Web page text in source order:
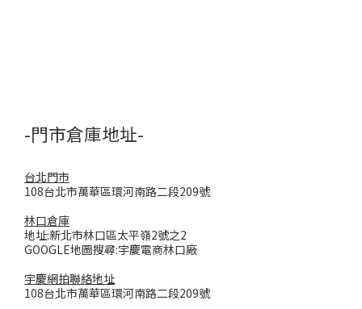
-門市倉庫地址-
台北門市
108台北市萬華區環河南路二段209號
林口倉庫
地址:新北市林口區太平嶺2號之2
GOOGLE地圖搜尋:宇慶電商林口廠
宇慶網拍聯絡地址
108台北市萬華區環河南路二段209號